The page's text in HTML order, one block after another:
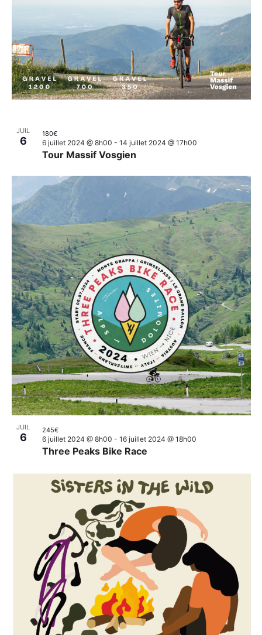
JUIL
6
Tour Massif Vosgien
6 juillet 2024 @ 8h00 - 14 juillet 2024 @ 17h00
180€
JUIL
6
Three Peaks Bike Race
6 juillet 2024 @ 8h00 - 16 juillet 2024 @ 18h00
245€